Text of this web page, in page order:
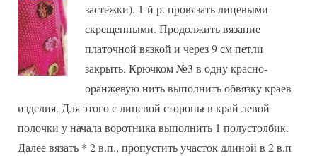
застежки). 1-й р. провязать лицевыми
скрещенными. Продолжить вязание
платочной вязкой и через 9 см петли
закрыть. Крючком №3 в одну красно-
оранжевую нить выполнить обвязку краев
изделия. Для этого с лицевой стороны в край левой
полочки у начала воротника выполнить 1 полустолбик.
Далее вязать * 2 в.п., пропустить участок длиной в 2 в.п